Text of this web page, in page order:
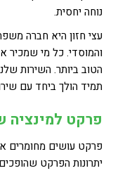
נוחה יחסית.
עצי חזון היא חברה
והמוסדי. כל מי שמכיר
הטוב ביותר. השירות
תמיד הולך ביחד עם
פרקט למינציה
פרקט עושים מחומרים
יתרונות הפרקט